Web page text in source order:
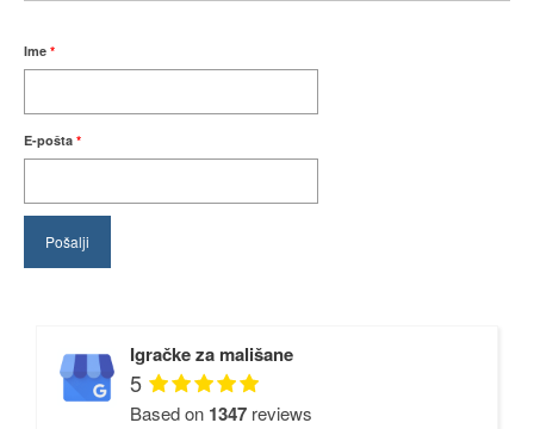
Ime *
E-pošta *
Igračke za mališane
5
Based on 1347 reviews